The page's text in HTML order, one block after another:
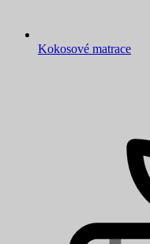
Kokosové matrace